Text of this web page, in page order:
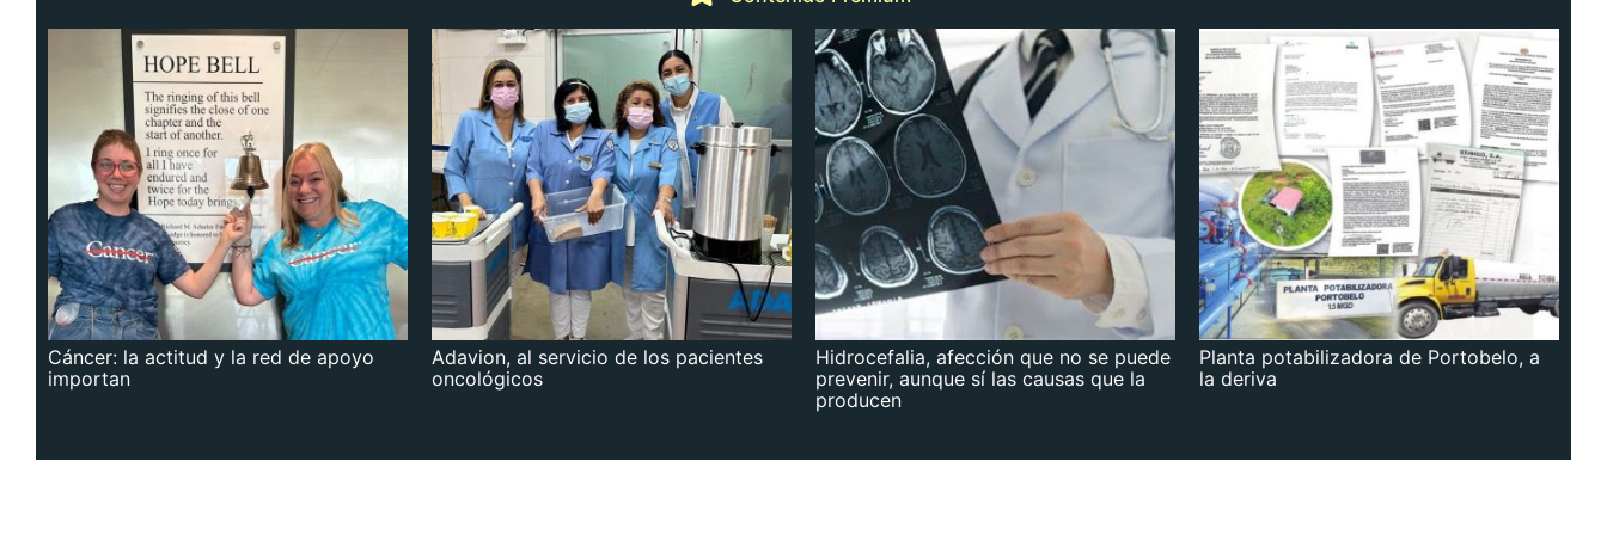
Cáncer: la actitud y la red de apoyo
importan
Adavion, al servicio de los pacientes
oncológicos
Hidrocefalia, afección que no se puede
prevenir, aunque sí las causas que la
producen
Planta potabilizadora de Portobelo, a
la deriva